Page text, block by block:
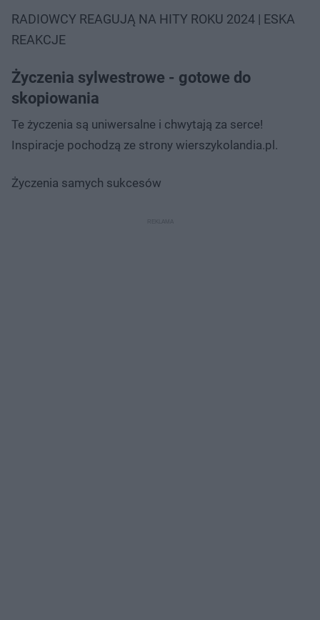
RADIOWCY REAGUJĄ NA HITY ROKU 2024 | ESKA
REAKCJE
Życzenia sylwestrowe - gotowe do
skopiowania
Te życzenia są uniwersalne i chwytają za serce!
Inspiracje pochodzą ze strony wierszykolandia.pl.
Życzenia samych sukcesów